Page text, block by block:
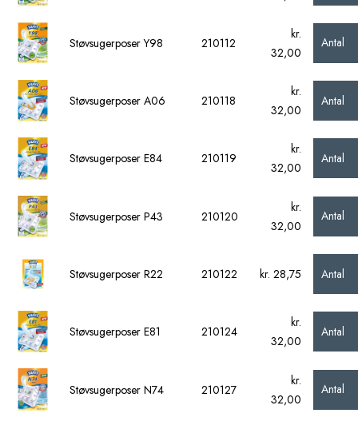
Støvsugerposer Y98 210112
kr.
32,00
Antal
Støvsugerposer A06 210118
kr.
32,00
Antal
Støvsugerposer E84 210119
kr.
32,00
Antal
Støvsugerposer P43 210120
kr.
32,00
Antal
Støvsugerposer R22 210122 kr. 28,75 Antal
Støvsugerposer E81 210124
kr.
32,00
Antal
Støvsugerposer N74 210127
kr.
32,00
Antal